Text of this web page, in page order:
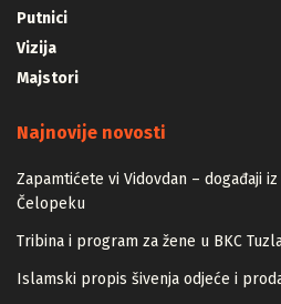
Putnici
Vizija
Majstori
Najnovije novosti
Zapamtićete vi Vidovdan – događaji
Čelopeku
Tribina i program za žene u BKC
Islamski propis šivenja odjeće i